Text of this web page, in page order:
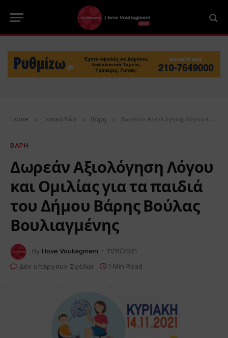
Home » Τοπικά Νέα » Βάρη » Δωρεάν Αξιολόγηση Λόγου και Ομιλίας για τα παιδιά του Δήμου Βάρης Βούλας Βουλιαγμένης
ΒΑΡΗ
Δωρεάν Αξιολόγηση Λόγου
και Ομιλίας για τα παιδιά
του Δήμου Βάρης Βούλας
Βουλιαγμένης
By I love Vouliagmeni
11/11/2021
Δεν υπάρχουν Σχόλια
1 Min Read